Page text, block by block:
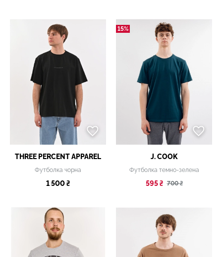
THREE PERCENT APPAREL
Футболка чорна
1 500 ₴
15%
J. COOK
Футболка темно-зелена
595 ₴ 700 ₴